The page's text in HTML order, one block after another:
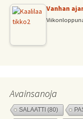
Vanhan
Avainsanoja
SALAATTI (80)